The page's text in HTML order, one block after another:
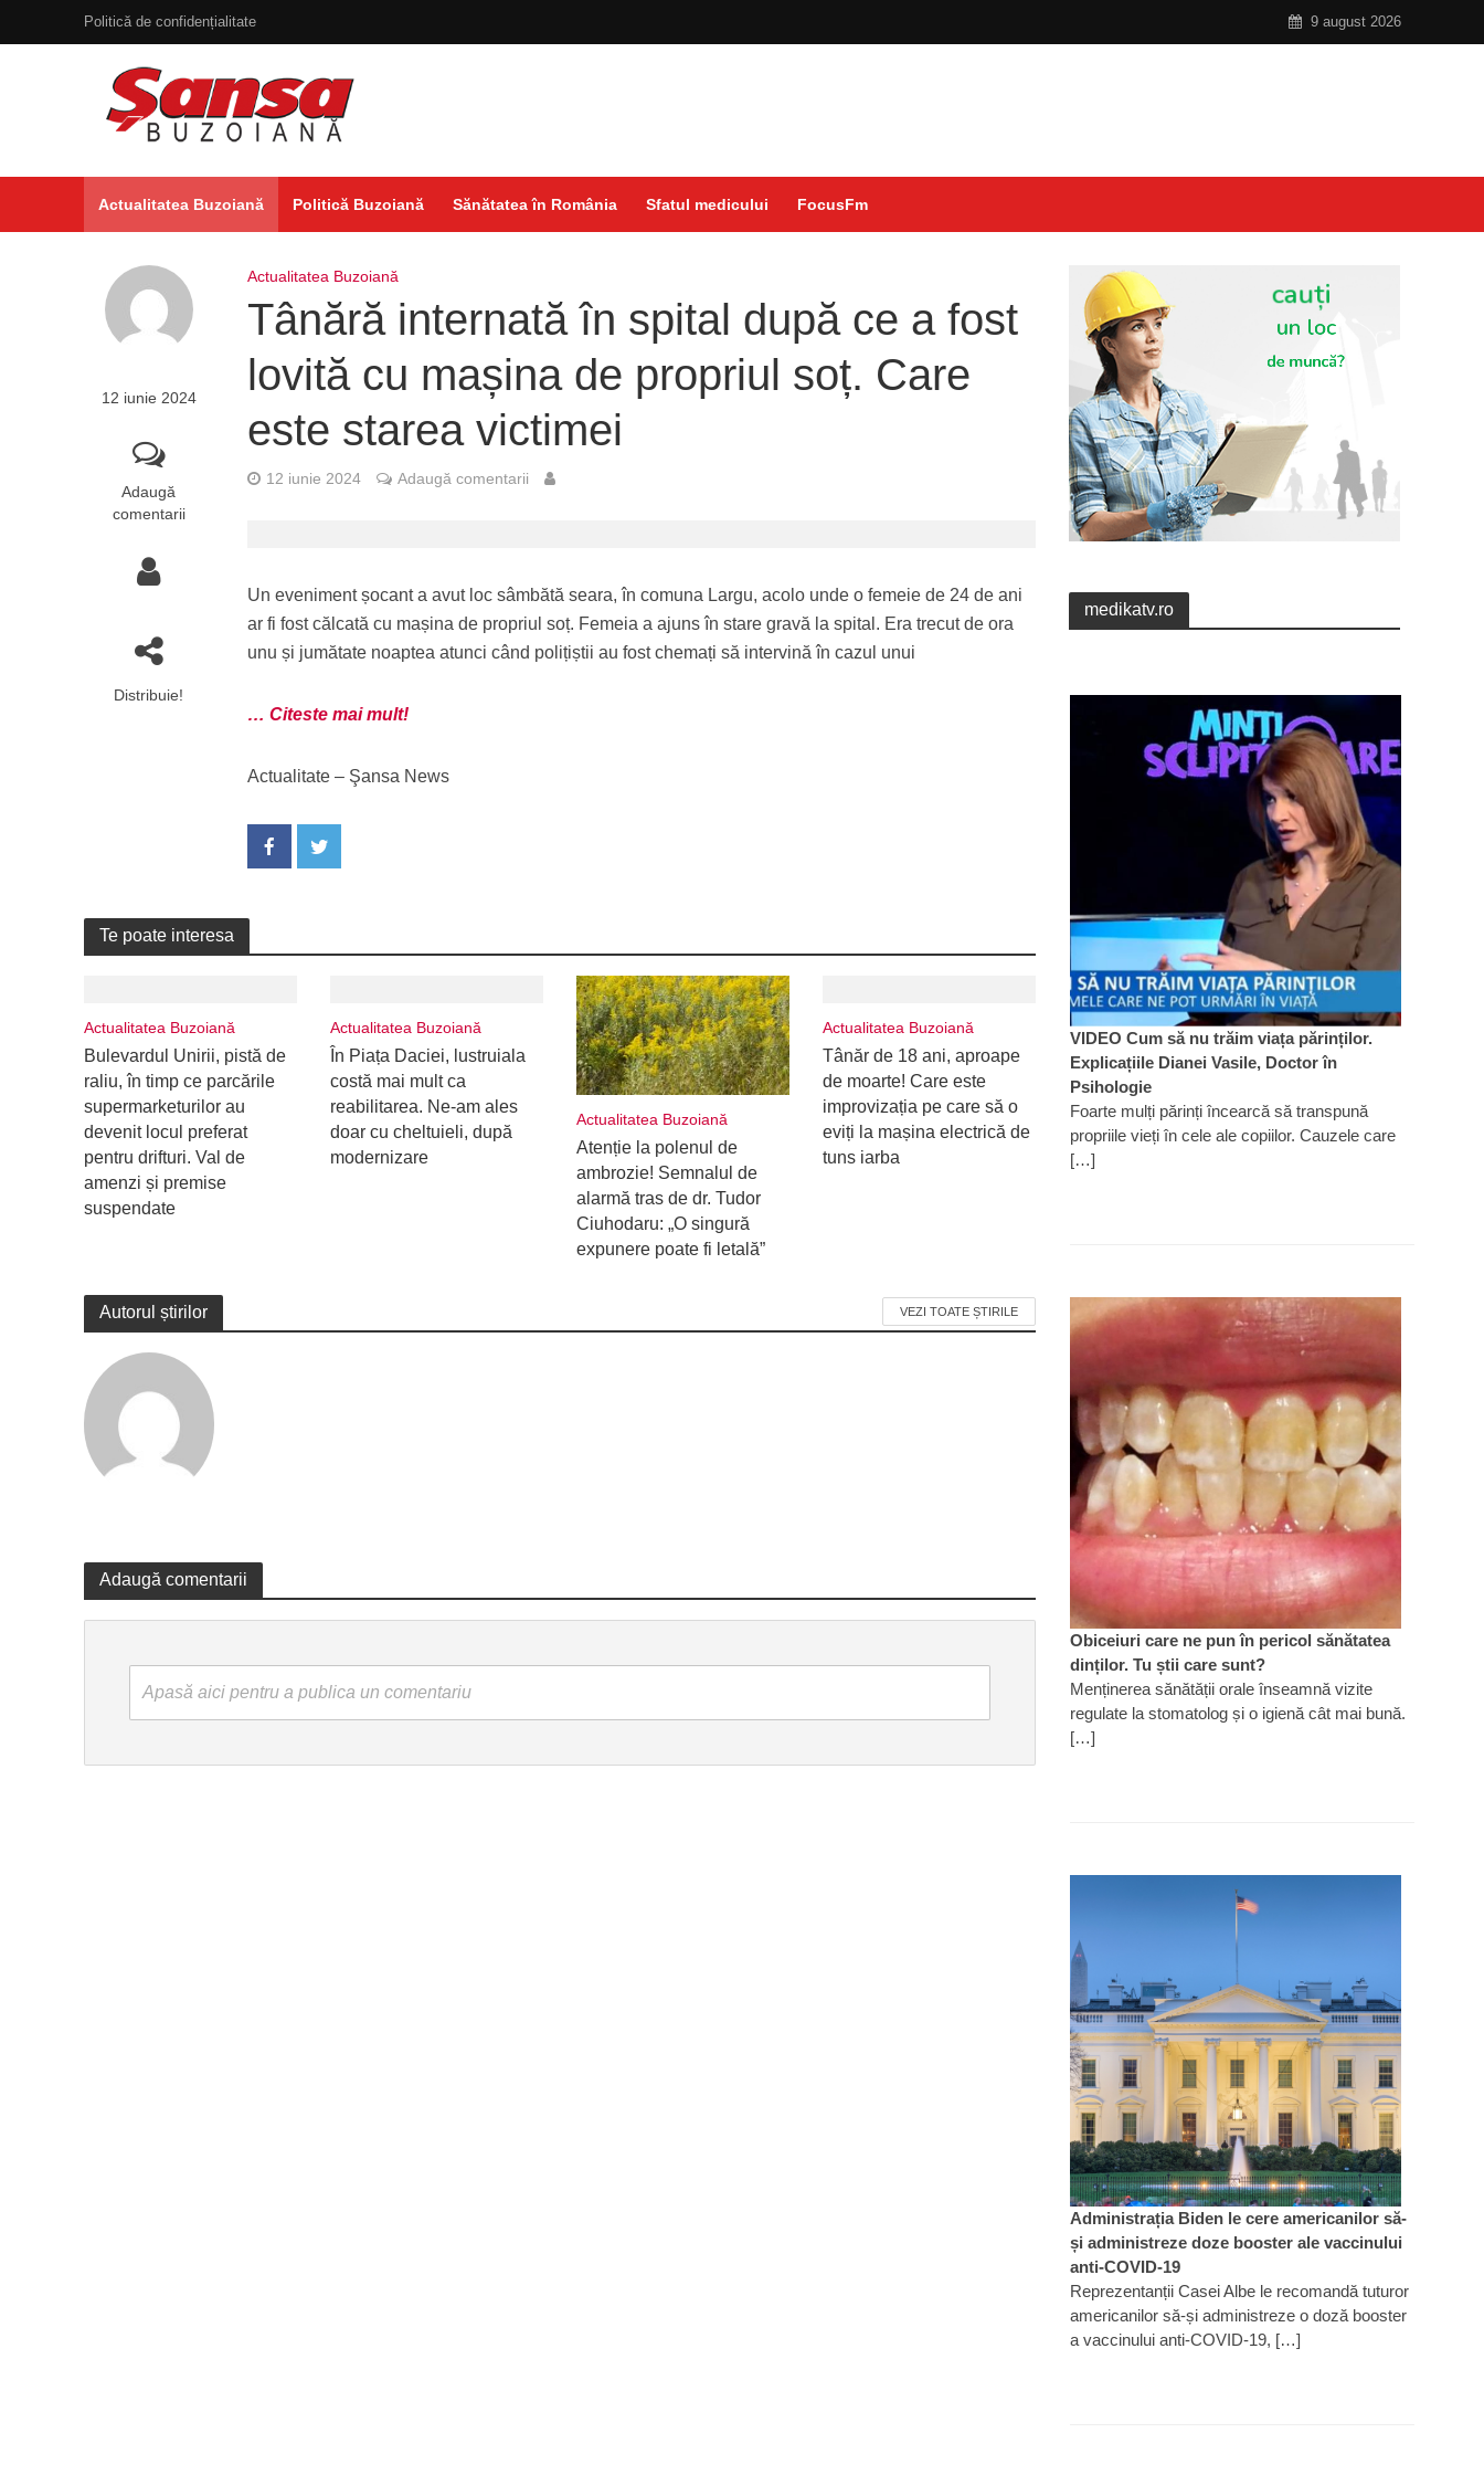
Politică de confidențialitate 9 august 2026
Actualitatea Buzoiană Politică Buzoiană Sănătatea în România Sfatul medicului FocusFm
12 iunie 2024
Adaugă
comentarii
Distribuie!
Actualitatea Buzoiană
Tânără internată în spital după ce a fost
lovită cu mașina de propriul soț. Care
este starea victimei
12 iunie 2024 Adaugă comentarii
Un eveniment șocant a avut loc sâmbătă seara, în comuna Largu, acolo unde o femeie de 24 de ani
ar fi fost călcată cu mașina de propriul soț. Femeia a ajuns în stare gravă la spital. Era trecut de ora
unu și jumătate noaptea atunci când polițiștii au fost chemați să intervină în cazul unui
… Citeste mai mult!
Actualitate – Şansa News
Te poate interesa
Actualitatea Buzoiană
Bulevardul Unirii, pistă de
raliu, în timp ce parcările
supermarketurilor au
devenit locul preferat
pentru drifturi. Val de
amenzi și premise
suspendate
Actualitatea Buzoiană
În Piața Daciei, lustruiala
costă mai mult ca
reabilitarea. Ne-am ales
doar cu cheltuieli, după
modernizare
Actualitatea Buzoiană
Atenție la polenul de
ambrozie! Semnalul de
alarmă tras de dr. Tudor
Ciuhodaru: „O singură
expunere poate fi letală”
Actualitatea Buzoiană
Tânăr de 18 ani, aproape
de moarte! Care este
improvizația pe care să o
eviți la mașina electrică de
tuns iarba
Autorul știrilor VEZI TOATE ȘTIRILE
Adaugă comentarii
Apasă aici pentru a publica un comentariu
medikatv.ro
VIDEO Cum să nu trăim viața părinților.
Explicațiile Dianei Vasile, Doctor în
Psihologie
Foarte mulți părinți încearcă să transpună
propriile vieți în cele ale copiilor. Cauzele care
[…]
Obiceiuri care ne pun în pericol sănătatea
dinților. Tu știi care sunt?
Menținerea sănătății orale înseamnă vizite
regulate la stomatolog și o igienă cât mai bună.
[…]
Administrația Biden le cere americanilor să-
și administreze doze booster ale vaccinului
anti-COVID-19
Reprezentanții Casei Albe le recomandă tuturor
americanilor să-și administreze o doză booster
a vaccinului anti-COVID-19, […]